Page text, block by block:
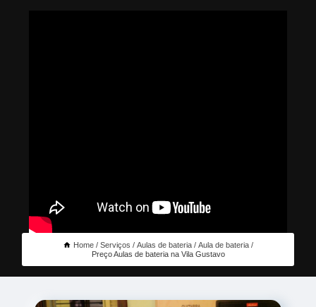
Home Serviços Aulas de bateria
Aula de bateria
Preço Aulas de bateria na Vila Gustavo